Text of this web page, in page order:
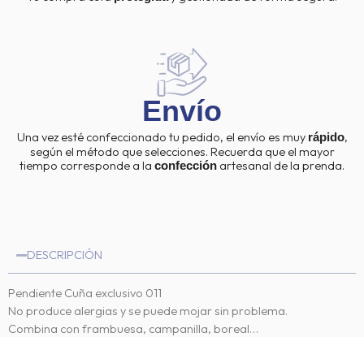
Envío
Una vez esté confeccionado tu pedido, el envío es muy rápido,
según el método que selecciones. Recuerda que el mayor
tiempo corresponde a la confección artesanal de la prenda.
DESCRIPCIÓN
Pendiente Cuña exclusivo 011
No produce alergias y se puede mojar sin problema.
Combina con frambuesa, campanilla, boreal…